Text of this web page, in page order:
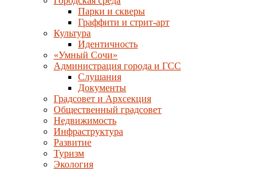
Парки и скверы
Граффити и стрит-арт
Культура
Идентичность
«Умный Сочи»
Администрация города и ГСС
Слушания
Документы
Градсовет и Архсекция
Общественный градсовет
Недвижимость
Инфраструктура
Развитие
Туризм
Экология